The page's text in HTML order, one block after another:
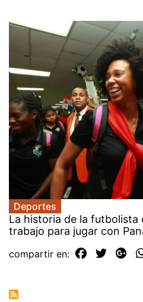
Deportes
La historia de la futbolista
trabajo para jugar con
compartir en: